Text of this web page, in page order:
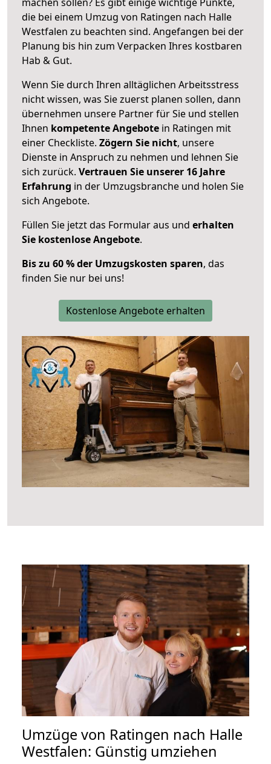
die bei einem Umzug von Ratingen nach Halle
Westfalen zu beachten sind. Angefangen bei der
Planung bis hin zum Verpacken Ihres kostbaren
Hab & Gut.
Wenn Sie durch Ihren alltäglichen Arbeitsstress
nicht wissen, was Sie zuerst planen sollen, dann
übernehmen unsere Partner für Sie und stellen
Ihnen kompetente Angebote in Ratingen mit
einer Checkliste. Zögern Sie nicht, unsere
Dienste in Anspruch zu nehmen und lehnen Sie
sich zurück. Vertrauen Sie unserer 16 Jahre
Erfahrung in der Umzugsbranche und holen Sie
sich Angebote.
Füllen Sie jetzt das Formular aus und erhalten
Sie kostenlose Angebote.
Bis zu 60 % der Umzugskosten sparen, das
finden Sie nur bei uns!
Kostenlose Angebote erhalten
Umzüge von Ratingen nach Halle
Westfalen: Günstig umziehen